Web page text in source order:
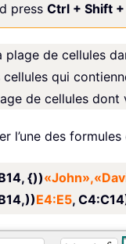
press Ctrl + Shift
plage de cellules
cellules qui
de cellules dont
l’une des
{))
E4:E5,